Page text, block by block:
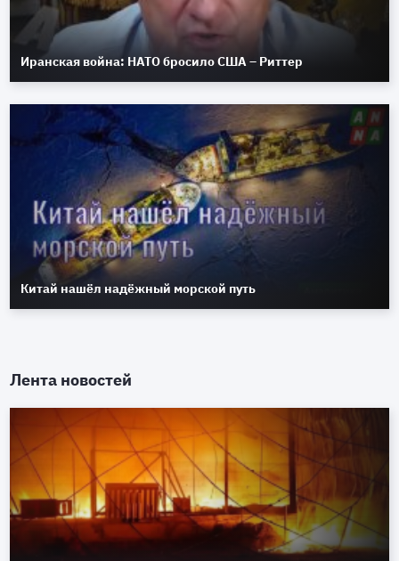
Иранская война: НАТО бросило США – Риттер
Китай нашёл надёжный морской путь
Лента новостей